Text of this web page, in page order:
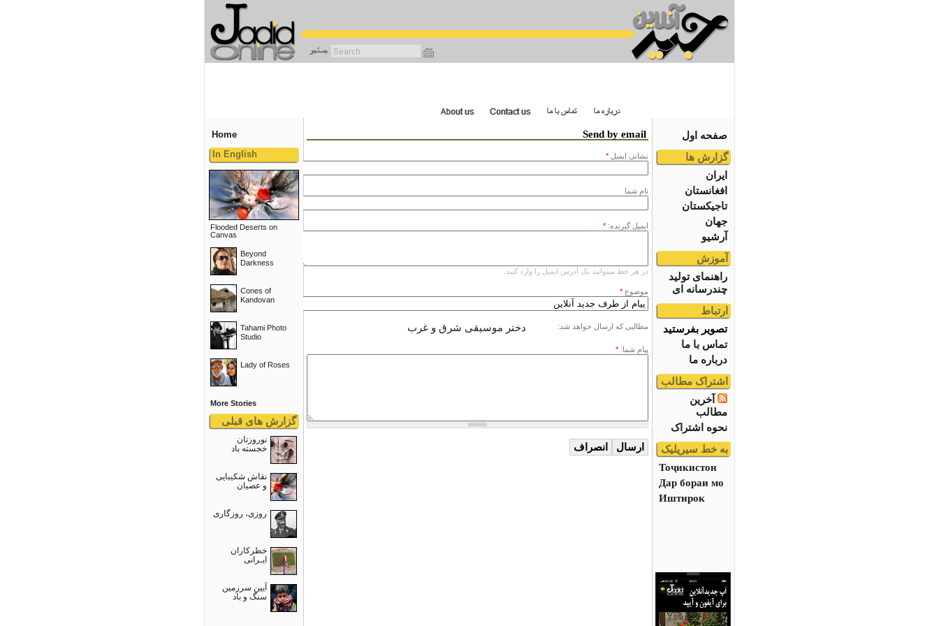
صفحه اول
گزارش ها
ایران
افغانستان
تاجیکستان
جهان
آرشیو
آموزش
راهنمای تولید
چندرسانه ای
ارتباط
تصویر بفرستید
تماس با ما
درباره ما
اشتراک مطالب
آخرین
مطالب
نحوه اشتراک
به خط سیریلیک
Тоҷикистон
Дар бораи мо
Иштирок
Home
In English
Flooded Deserts on
Canvas
Beyond
Darkness
Cones of
Kandovan
Tahami Photo
Studio
Lady of Roses
More Stories
گزارش های قبلی
نوروزتان
خجسته باد
نقاش شکیبایی
و عصيان
روزی، روزگاری
خطرکاران
ایـرانی
آیین سرزمین
سنگ و باد
Send by email
نشانى ايميل *
نام شما
ایمیل گیرنده: *
در هر خط میتوانید یک آدرس ایمیل را وارد کنید.
موضوع *
مطالبی که ارسال خواهد شد: دختر موسیقی شرق و غرب
پیام شما: *